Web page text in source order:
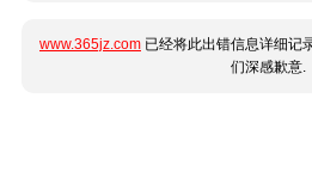
www.365jz.com 已经将此出错信息详细记
们深感歉意.